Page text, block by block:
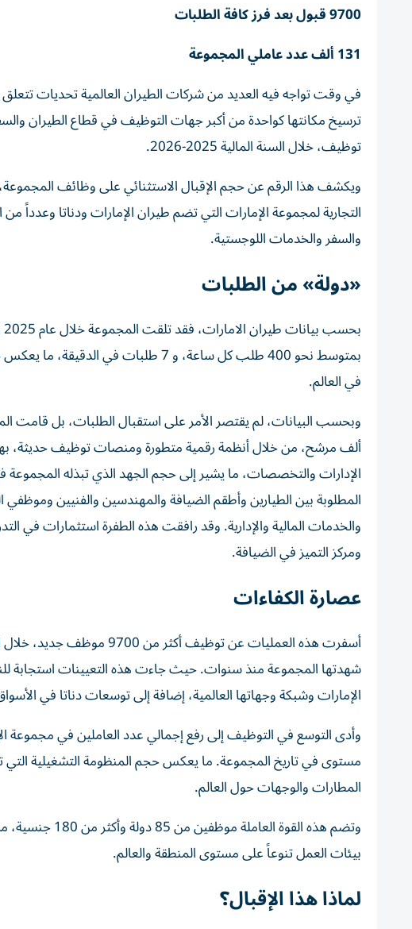
9700 قبول بعد فرز كافة الطلبات
131 ألف عدد عاملي المجموعة
في وقت تواجه فيه العديد من شركات الطيران العالمية تحديات
توظيف، خلال السنة المالية 2025-2026.
ويكشف هذا الرقم عن حجم الإقبال الاستثنائي على وظائف
التجارية لمجموعة الإمارات التي تضم طيران الإمارات ودناتا وعدداً
والسفر والخدمات اللوجستية.
«دولة» من الطلبات
بمتوسط نحو 400 طلب كل ساعة، و 7
في العالم.
ألف مرشح، من خلال أنظمة رقمية متطورة ومنصات توظيف حديثة،
الإدارات والتخصصات، ما يشير إلى حجم الجهد الذي تبذله
المطلوبة بين الطيارين وأطقم الضيافة والمهندسين والفنيين
والخدمات المالية والإدارية. وقد رافقت هذه الطفرة استثمارات في
ومركز التميز في الضيافة.
عصارة الكفاءات
أسفرت هذه العمليات عن
شهدتها المجموعة منذ سنوات. حيث جاءت هذه التعيينات استجابة
الإمارات وشبكة وجهاتها العالمية، إضافة إلى توسعات دناتا في
مستوى في تاريخ المجموعة. ما يعكس حجم المنظومة التشغيلية
المطارات والوجهات حول العالم.
وتضم هذه
بيئات العمل تنوعاً على مستوى المنطقة والعالم.
لماذا هذا الإقبال؟